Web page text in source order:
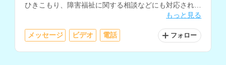
ひきこもり、障害福祉に関する相談などにも対応されて
おり、ソーシャルワーカーとしての勤務経験もお持ちで
もっと見る
メッセージ ビデオ 電話 フォロー